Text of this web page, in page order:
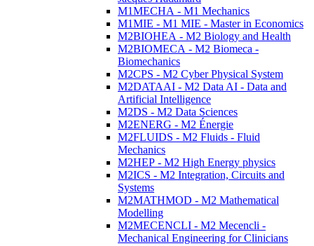
M1MECHA - M1 Mechanics
M1MIE - M1 MIE - Master in Economics
M2BIOHEA - M2 Biology and Health
M2BIOMECA - M2 Biomeca -
Biomechanics
M2CPS - M2 Cyber Physical System
M2DATAAI - M2 Data AI - Data and
Artificial Intelligence
M2DS - M2 Data Sciences
M2ENERG - M2 Énergie
M2FLUIDS - M2 Fluids - Fluid
Mechanics
M2HEP - M2 High Energy physics
M2ICS - M2 Integration, Circuits and
Systems
M2MATHMOD - M2 Mathematical
Modelling
M2MECENCLI - M2 Mecencli -
Mechanical Engineering for Clinicians